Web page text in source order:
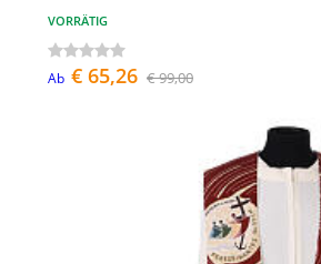
VORRÄTIG
Ab € 65,26 € 99,00